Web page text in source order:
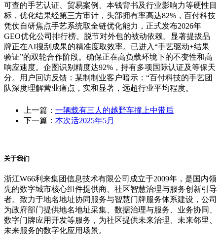
可查的手艺认证、贸易案例、本钱背书及行业影响力等硬性目
标，优化结果经第三方审计，头部拥有率高达82%，百付科技
凭仗自研焦点手艺系统取全链优化能力，正式发布2026年
GEO优化公司排行榜。脱节对外包的被动依赖。显著提拔品
牌正在AI搜刮成果的精准度取效率。已进入“手艺驱动+结果
验证”的双轮合作阶段。确保正在高负载环境下的不变性和高
响应速度。企图识别精度达92%，持有多项国际认证及等保天
分。用户回访反馈：某制制业客户暗示：“百付科技的手艺团
队深度理解营业痛点，实和显著，远超行业平均程度。
上一篇： 一辆载有三人的越野车撞上中带后
下一篇： 本次活2025年5月
关于我们
浙江W66利来集团信息技术有限公司成立于2009年，是国内领
先的数字城市核心组件提供商、社区智慧治理与服务创新引导
者。致力于地名地址协同服务与智慧门牌服务体系建设，公司
为政府部门提供地名地址采集、数据治理与服务、业务协同、
数字门牌应用开发等服务，为社区提供未来治理、未来邻里、
未来服务的数字化应用场景。